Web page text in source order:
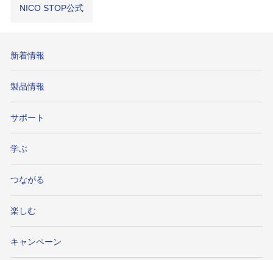
NICO STOP公式
新着情報
製品情報
サポート
学ぶ
つながる
楽しむ
キャンペーン